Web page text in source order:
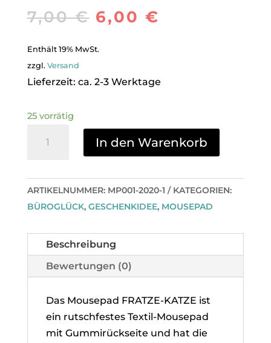
7,00€ 6,00 €
Enthält 19% MwSt.
zzgl. Versand
Lieferzeit: ca. 2-3 Werktage
25 vorrätig
Fratze-
Menge
In den Warenkorb
ARTIKELNUMMER: MP001-2020-1
KATEGORIEN:
BÜROGLÜCK, GESCHENKIDEE, MOUSEPAD
Beschreibung
Bewertungen (0)
Das Mousepad FRATZE-KATZE ist
ein rutschfestes Textil-Mousepad
mit Gummirückseite und hat die